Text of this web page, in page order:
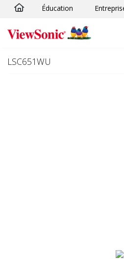
Passer au contenu principal
Éducation
LSC651WU